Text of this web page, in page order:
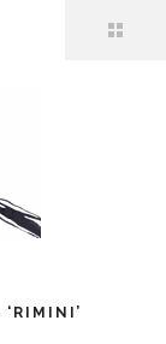
‘ RIMINI ’